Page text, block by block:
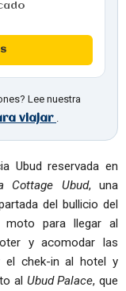
Lee nuestra
viajar
Ubud reservada en
Cottage Ubud, una
del bullicio del
para llegar al
y acomodar las
el chek-in al hotel y
al Ubud Palace, que